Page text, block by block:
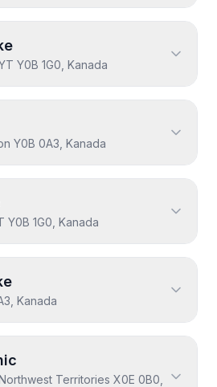
Y0B 1G0, Kanada
Y0B 0A3, Kanada
Y0B 1G0, Kanada
Kanada
Territories X0E 0B0,